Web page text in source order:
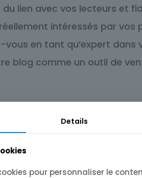
du lien avec vos lecteurs et
intéressés par
vous en tant qu’expert
blog comme un outil de
Details
pour personnaliser le